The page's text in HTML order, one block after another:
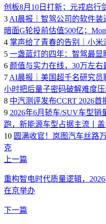
创板8月10日打新；元戎启行
3 AI晨报｜智驾公司的软件装
暗面G轮投前估值500亿；
4 掌声给了青春的告别｜小米
5 一盏蓝灯的四年：智驾最显
6 颜值与实力在线，30万左
7 AI晨报｜美国超千名研究员
小时把后量子密码破解难度压
8 中汽测评发布CCRT 2026首
9 2026年6月轿车/SUV车型
跑，新能源车型占据主流丨
10 圆满收官！岚图汽车丝路
克
上一篇
重构智电时代质量逻辑，
在京举办
下一篇